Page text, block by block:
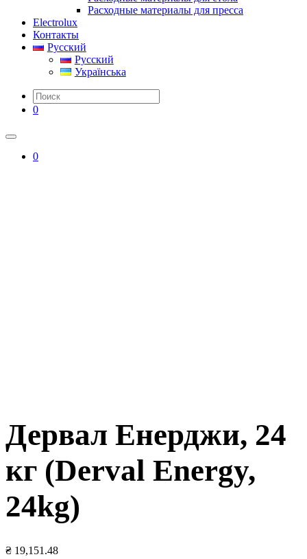
Расходные материалы для пресса
Electrolux
Контакты
Русский
Русский
Українська
0
0
Дервал Енерджи, 24
кг (Derval Energy,
24kg)
₴ 19,151.48